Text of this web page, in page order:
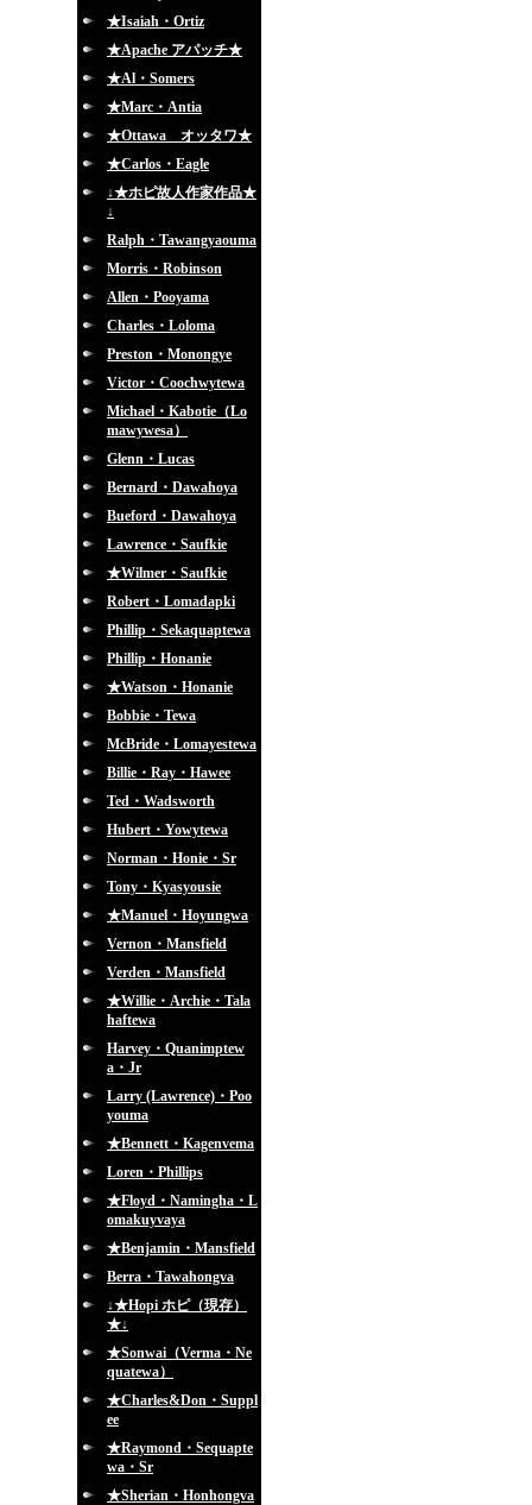
★Isaiah・Ortiz
★Apache アパッチ★
★Al・Somers
★Marc・Antia
★Ottawa オッタワ★
★Carlos・Eagle
↓★ホピ故人作家作品★
↓
Ralph・Tawangyaouma
Morris・Robinson
Allen・Pooyama
Charles・Loloma
Preston・Monongye
Victor・Coochwytewa
Michael・Kabotie（Lo
mawywesa）
Glenn・Lucas
Bernard・Dawahoya
Bueford・Dawahoya
Lawrence・Saufkie
★Wilmer・Saufkie
Robert・Lomadapki
Phillip・Sekaquaptewa
Phillip・Honanie
★Watson・Honanie
Bobbie・Tewa
McBride・Lomayestewa
Billie・Ray・Hawee
Ted・Wadsworth
Hubert・Yowytewa
Norman・Honie・Sr
Tony・Kyasyousie
★Manuel・Hoyungwa
Vernon・Mansfield
Verden・Mansfield
★Willie・Archie・Tala
haftewa
Harvey・Quanimptew
a・Jr
Larry (Lawrence)・Poo
youma
★Bennett・Kagenvema
Loren・Phillips
★Floyd・Namingha・L
omakuyvaya
★Benjamin・Mansfield
Berra・Tawahongva
↓★Hopi ホピ（現存）
★↓
★Sonwai（Verma・Ne
quatewa）
★Charles&Don・Suppl
ee
★Raymond・Sequapte
wa・Sr
★Sherian・Honhongva